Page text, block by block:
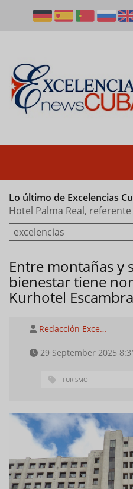
Lo último de Excelencias
Hotel Palma Real,
Entre montañas y
bienestar tiene
Kurhotel
Redacción Exce…
29 September 2025
TURISMO